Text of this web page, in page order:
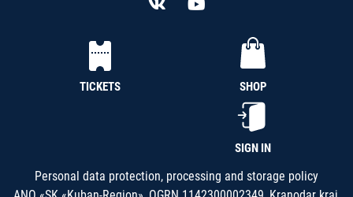
TICKETS SHOP
SIGN IN
Personal data protection, processing and storage policy